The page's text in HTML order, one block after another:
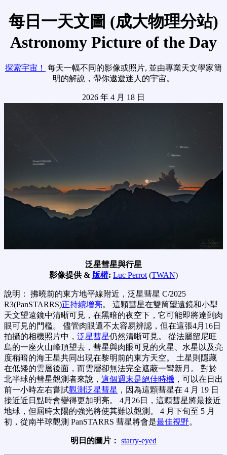
每日一天文圖 (成大物理分站)
Astronomy Picture of the Day
探索宇宙！
每天一幅不同的影像或照片, 並由專業天文學家簡
明的解說，帶你遨遊迷人的宇宙。
2026 年 4 月 18 日
泛星彗星與行星
影像提供 & 版權: Luc Perrot (TWAN)
說明： 拂曉前的東方地平線附近，泛星彗星 C/2025
R3(PanSTARRS)正持續增亮。 這顆彗星在雙筒望遠鏡和小型
天文望遠鏡中清晰可見，在黑暗的夜空下，它可能即將達到肉
眼可見的門檻。 儘管肉眼還不太容易辨認，但在這張4月16日
拍攝的相機照片中， 泛星彗星仍然清晰可見。 從法屬留尼旺
島的一座火山峰頂望去，彗星與肉眼可見的火星、水星以及亮
度稍暗的海王星共同出現在黎明前的東方天空。 土星則隱藏
在低矮的雲層後面，而雲層卻無法完全遮蔽一彎新月。 對於
北半球的彗星觀測者來說， 這個週末是絕佳時機 ，可以在日出
前一小時左右嘗試觀測泛星彗星 ，因為這顆彗星在 4 月 19 日
接近近日點時會變得更加明亮。 4月26日，這顆彗星將最接近
地球，但屆時太陽的強光將使其難以觀測。 4 月下旬至 5 月
初，從南半球觀測 PanSTARRS 彗星將會是最佳視野。
明日的圖片： starry-eyed